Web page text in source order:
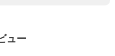
ュー